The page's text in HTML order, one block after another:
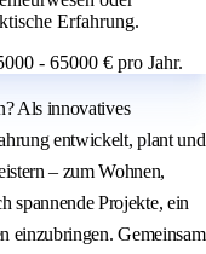
Erfahrung.
- 65000 € pro Jahr.
Als innovatives
entwickelt, plant und
– zum Wohnen,
spannende Projekte, ein
einzubringen. Gemeinsam